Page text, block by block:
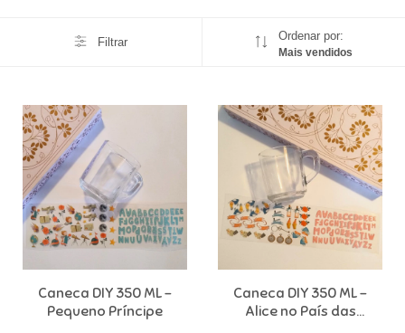
Filtrar Ordenar por:
Mais vendidos
Caneca DIY 350 ML -
Pequeno Príncipe
Caneca DIY 350 ML -
Alice no País das